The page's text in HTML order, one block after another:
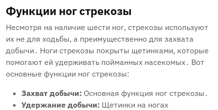
Функции ног стрекозы
Несмотря на наличие шести ног‚ стрекозы используют
их не для ходьбы‚ а преимущественно для захвата
добычи․ Ноги стрекозы покрыты щетинками‚ которые
помогают ей удерживать пойманных насекомых․ Вот
основные функции ног стрекозы:
Захват добычи: Основная функция ног стрекозы․
Удержание добычи: Щетинки на ногах